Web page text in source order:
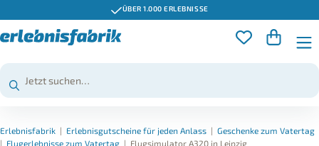
ÜBER 1.000 ERLEBNISSE
Erlebnisfabrik | Erlebnisgutscheine für jeden Anlass | Geschenke zum Vatertag
| Flugerlebnisse zum Vatertag | Flugsimulator A320 in Leipzig